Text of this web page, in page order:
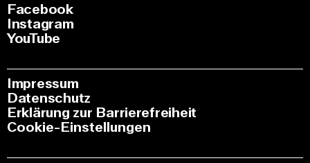
Facebook
Instagram
YouTube
Impressum
Datenschutz
Erklärung zur Barrierefreiheit
Cookie-Einstellungen